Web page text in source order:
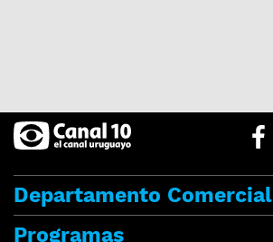
Departamento Comercial
Programas